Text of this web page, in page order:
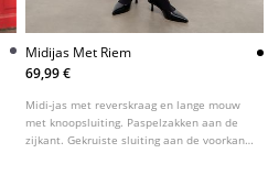
Midijas Met Riem
69,99 €
Midi-jas met reverskraag en lange mouw
met knoopsluiting. Paspelzakken aan de
zijkant. Gekruiste sluiting aan de voorkant